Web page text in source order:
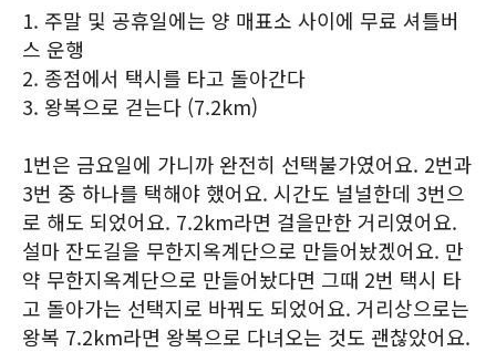
1. 주말 및 공휴일에는 양 매표소 사이에 무료 셔틀버
스 운행
2. 종점에서 택시를 타고 돌아간다
3. 왕복으로 걷는다 (7.2km)
1번은 금요일에 가니까 완전히 선택불가였어요. 2번과
3번 중 하나를 택해야 했어요. 시간도 널널한데 3번으
로 해도 되었어요. 7.2km라면 걸을만한 거리였어요.
설마 잔도길을 무한지옥계단으로 만들어놨겠어요. 만
약 무한지옥계단으로 만들어놨다면 그때 2번 택시 타
고 돌아가는 선택지로 바꿔도 되었어요. 거리상으로는
왕복 7.2km라면 왕복으로 다녀오는 것도 괜찮았어요.